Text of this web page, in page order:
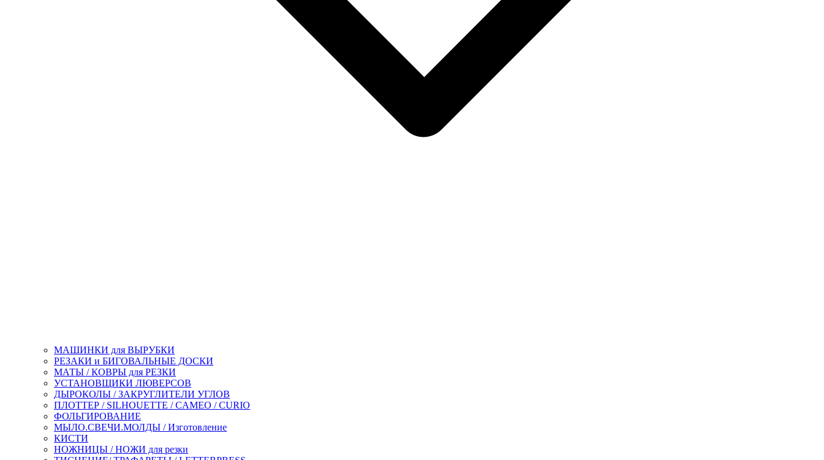
МАШИНКИ для ВЫРУБКИ
РЕЗАКИ и БИГОВАЛЬНЫЕ ДОСКИ
МАТЫ / КОВРЫ для РЕЗКИ
УСТАНОВЩИКИ ЛЮВЕРСОВ
ДЫРОКОЛЫ / ЗАКРУГЛИТЕЛИ УГЛОВ
ПЛОТТЕР / SILHOUETTE / CAMEO / CURIO
ФОЛЬГИРОВАНИЕ
МЫЛО.СВЕЧИ.МОЛДЫ / Изготовление
КИСТИ
НОЖНИЦЫ / НОЖИ для резки